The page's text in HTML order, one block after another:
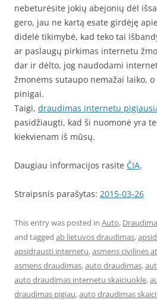
nebeturėsite jokių abejonių dėl
gero, jau ne kartą esate girdėję
didelė tikimybė, kad teko tai
ar paslaugų pirkimas internetu
dar ir dėlto, jog naudodami
žmonėms sutaupo nemažai laiko,
pinigai.
Taigi, draudimas internetu
pasidžiaugti, kad ši nuomonė yra
kiekvienam iš mūsų.
Daugiau informacijos rasite ČIA.
Straipsnis parašytas: 2015-03-26
This entry was posted in Auto,
and tagged ab lietuvos draudimas,
apsidrausti internetu,asmens civilinės
asmens draudimas,auto draudimas,
auto draudimas internetu skaiciuokle,
draudimas pigiau,auto draudimas